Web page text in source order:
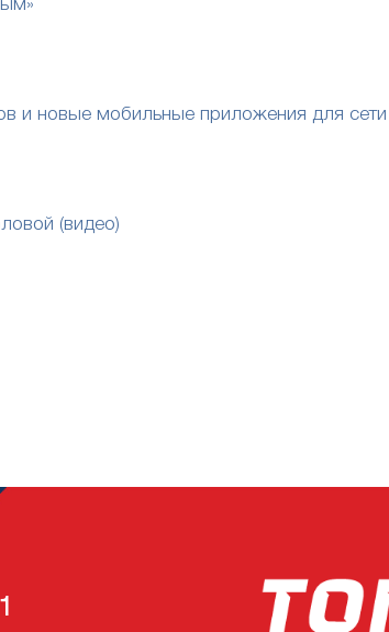
и новые мобильные приложения для
(видео)